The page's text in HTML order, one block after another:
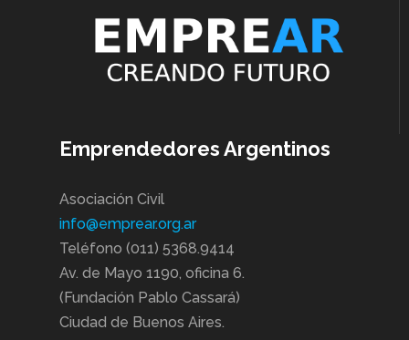
Emprendedores Argentinos
Asociación Civil
info@emprear.org.ar
Teléfono (011) 5368.9414
Av. de Mayo 1190, oficina 6.
(Fundación Pablo Cassará)
Ciudad de Buenos Aires.